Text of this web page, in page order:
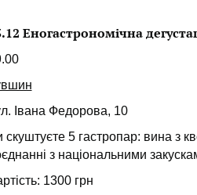
Еногастрономічна
Івана Федорова, 10
скуштуєте 5 гастропар: вина з
з національними
1300 грн